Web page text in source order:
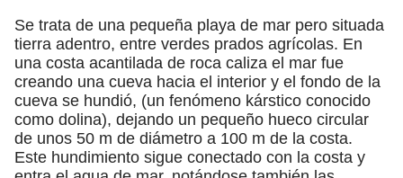
Se trata de una pequeña playa de mar pero situada
tierra adentro, entre verdes prados agrícolas. En
una costa acantilada de roca caliza el mar fue
creando una cueva hacia el interior y el fondo de la
cueva se hundió, (un fenómeno kárstico conocido
como dolina), dejando un pequeño hueco circular
de unos 50 m de diámetro a 100 m de la costa.
Este hundimiento sigue conectado con la costa y